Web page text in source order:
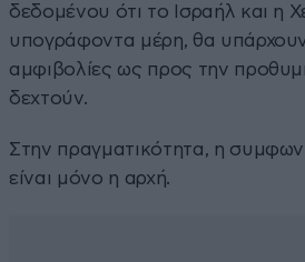
δεδομένου ότι το Ισραήλ και η
υπογράφοντα μέρη, θα
αμφιβολίες ως προς την
δεχτούν.
Στην πραγματικότητα, η
είναι μόνο η αρχή.